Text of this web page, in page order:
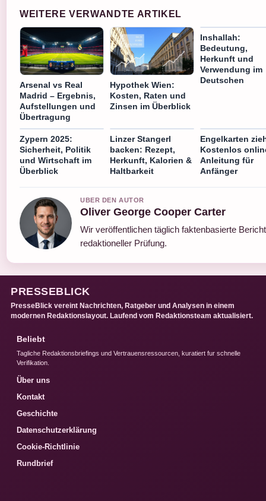
WEITERE VERWANDTE ARTIKEL
Arsenal vs Real
Madrid – Ergebnis,
Aufstellungen und
Übertragung
Hypothek Wien:
Kosten, Raten und
Zinsen im Überblick
Inshallah:
Bedeutung,
Herkunft und
Verwendung im
Deutschen
Zypern 2025:
Sicherheit, Politik
und Wirtschaft im
Überblick
Linzer Stangerl
backen: Rezept,
Herkunft, Kalorien &
Haltbarkeit
Engelkarten
Kostenlos
Anleitung für
Anfänger
UBER DEN AUTOR
Oliver George Cooper Carter
Wir veröffentlichen täglich faktenbasierte
redaktioneller Prüfung.
PRESSEBLICK
PresseBlick vereint Nachrichten, Ratgeber und Analysen in einem
modernen Redaktionslayout. Laufend vom Redaktionsteam aktualisiert.
Beliebt
Tagliche Redaktionsbriefings und Vertrauensressourcen, kuratiert fur schnelle
Verifikation.
Über uns
Kontakt
Geschichte
Datenschutzerklärung
Cookie-Richtlinie
Rundbrief